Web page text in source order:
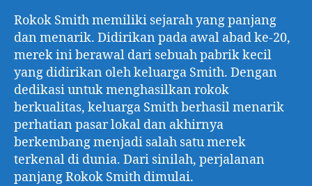
Rokok Smith memiliki sejarah yang panjang
dan menarik. Didirikan pada awal abad ke-20,
merek ini berawal dari sebuah pabrik kecil
yang didirikan oleh keluarga Smith. Dengan
dedikasi untuk menghasilkan rokok
berkualitas, keluarga Smith berhasil menarik
perhatian pasar lokal dan akhirnya
berkembang menjadi salah satu merek
terkenal di dunia. Dari sinilah, perjalanan
panjang Rokok Smith dimulai.